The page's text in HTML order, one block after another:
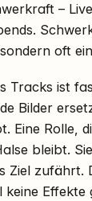
–
oft
Tracks ist
Bilder
Eine Rolle,
bleibt.
Ziel zufährt.
Effekte